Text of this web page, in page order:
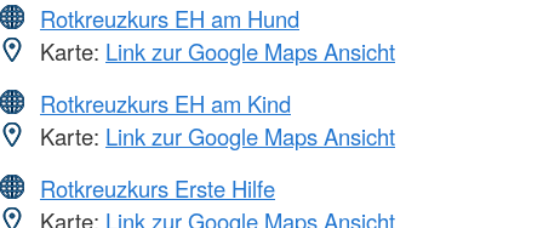
Rotkreuzkurs EH am Hund
Karte: Link zur Google Maps Ansicht
Rotkreuzkurs EH am Kind
Karte: Link zur Google Maps Ansicht
Rotkreuzkurs Erste Hilfe
Karte: Link zur Google Maps Ansicht